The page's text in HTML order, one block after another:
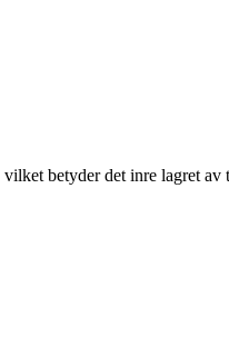
betyder det inre lagret